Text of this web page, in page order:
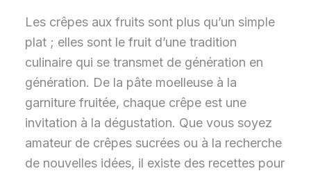
Les crêpes aux fruits sont plus qu’un simple
plat ; elles sont le fruit d’une tradition
culinaire qui se transmet de génération en
génération. De la pâte moelleuse à la
garniture fruitée, chaque crêpe est une
invitation à la dégustation. Que vous soyez
amateur de crêpes sucrées ou à la recherche
de nouvelles idées, il existe des recettes pour